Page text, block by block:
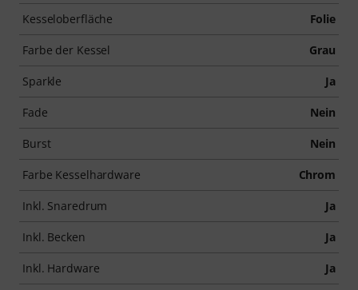
Kesseloberfläche Folie
Farbe der Kessel Grau
Sparkle Ja
Fade Nein
Burst Nein
Farbe Kesselhardware Chrom
Inkl. Snaredrum Ja
Inkl. Becken Ja
Inkl. Hardware Ja